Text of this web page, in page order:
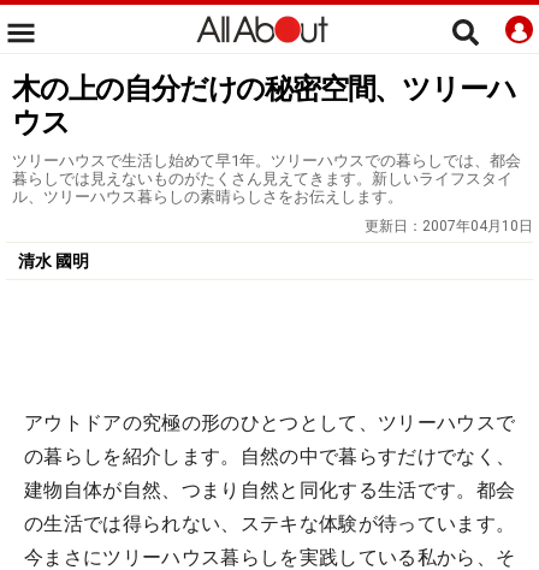
木の上の自分だけの秘密空間、ツリーハ
ウス
ツリーハウスで生活し始めて早1年。ツリーハウスでの暮らしでは、都会
暮らしでは見えないものがたくさん見えてきます。新しいライフスタイ
ル、ツリーハウス暮らしの素晴らしさをお伝えします。
更新日： 2007年04月10日
清水 國明
アウトドアの究極の形のひとつとして、ツリーハウスで
の暮らしを紹介します。自然の中で暮らすだけでなく、
建物自体が自然、つまり自然と同化する生活です。都会
の生活では得られない、ステキな体験が待っています。
今まさにツリーハウス暮らしを実践している私から、そ